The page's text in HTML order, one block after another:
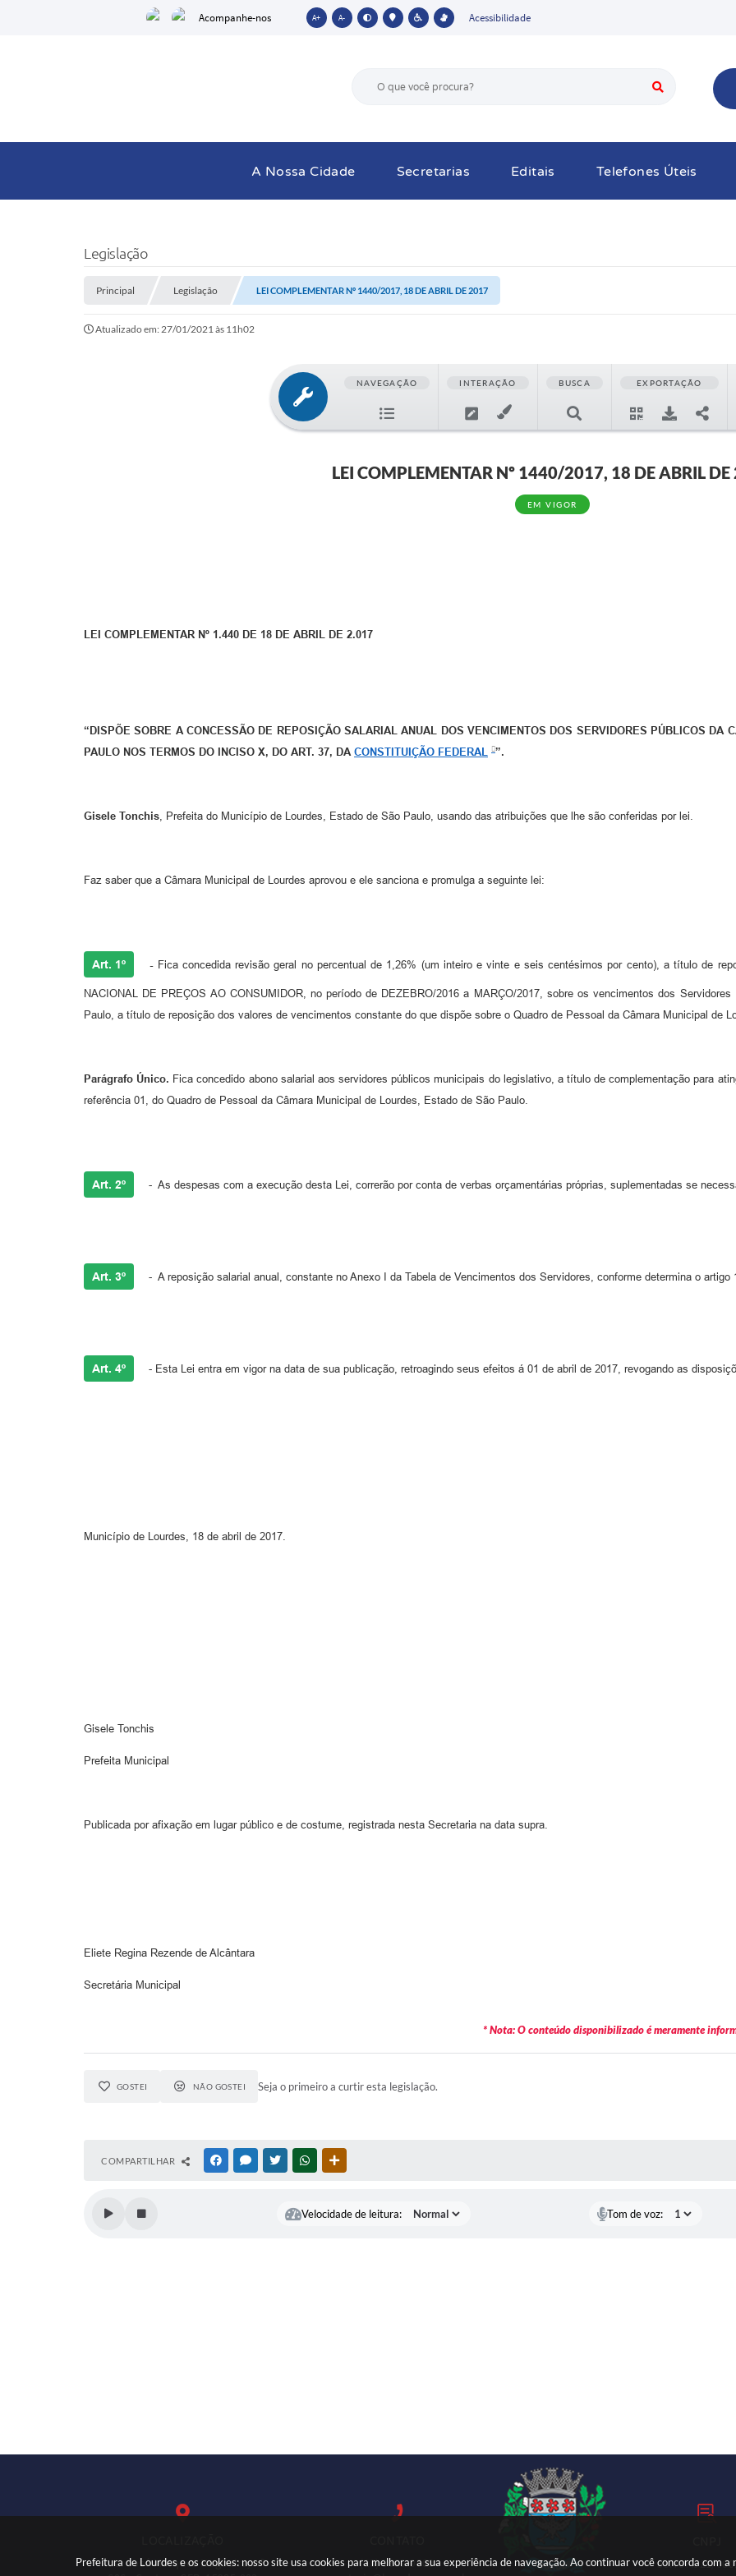
Prefeitura de Lourdes e os cookies: nosso site usa cookies para melhorar a sua experiência de navegação. Ao continuar você concorda com a
Acompanhe-nos A+ A- Acessibilidade
A Nossa Cidade Secretarias Editais Telefones Úteis
Legislação
Principal Legislação LEI COMPLEMENTAR Nº 1440/2017, 18 DE ABRIL DE 2017
Atualizado em: 27/01/2021 às 11h02
NAVEGAÇÃO INTERAÇÃO BUSCA EXPORTAÇÃO
LEI COMPLEMENTAR Nº 1440/2017, 18 DE ABRIL
EM VIGOR
LEI COMPLEMENTAR Nº 1.440 DE 18 DE ABRIL DE 2.017
“DISPÕE SOBRE A CONCESSÃO DE REPOSIÇÃO SALARIAL ANUAL DOS VENCIMENTOS DOS SERVIDORES PÚBLICOS DA
PAULO NOS TERMOS DO INCISO X, DO ART. 37, DA CONSTITUIÇÃO FEDERAL ”.
Gisele Tonchis, Prefeita do Município de Lourdes, Estado de São Paulo, usando das atribuições que lhe são conferidas por lei.
Faz saber que a Câmara Municipal de Lourdes aprovou e ele sanciona e promulga a seguinte lei:
Art. 1º -Fica concedida revisão geral no percentual de 1,26% (um inteiro e vinte e seis centésimos por cento), a título de
NACIONAL DE PREÇOS AO CONSUMIDOR, no período de DEZEBRO/2016 a MARÇO/2017, sobre os vencimentos dos
Paulo, a título de reposição dos valores de vencimentos constante do que dispõe sobre o Quadro de Pessoal da Câmara Municipal de
Parágrafo Único. Fica concedido abono salarial aos servidores públicos municipais do legislativo, a título de complementação para
referência 01, do Quadro de Pessoal da Câmara Municipal de Lourdes, Estado de São Paulo.
Art. 2º - As despesas com a execução desta Lei, correrão por conta de verbas orçamentárias próprias, suplementadas se
Art. 3º - A reposição salarial anual, constante no Anexo I da Tabela de Vencimentos dos Servidores, conforme determina o artigo
Art. 4º - Esta Lei entra em vigor na data de sua publicação, retroagindo seus efeitos á 01 de abril de 2017, revogando as
Município de Lourdes, 18 de abril de 2017.
Gisele Tonchis
Prefeita Municipal
Publicada por afixação em lugar público e de costume, registrada nesta Secretaria na data supra.
Eliete Regina Rezende de Alcântara
Secretária Municipal
* Nota: O conteúdo disponibilizado é meramente
GOSTEI NÃO GOSTEI Seja o primeiro a curtir esta legislação.
COMPARTILHAR FACEBOOKMESSENGER
TWITTERWHATSAPP
Velocidade de leitura: Tom de voz:
Rua: José Marques Nogueira, nº
(18) 3699-9000
59.767.921/